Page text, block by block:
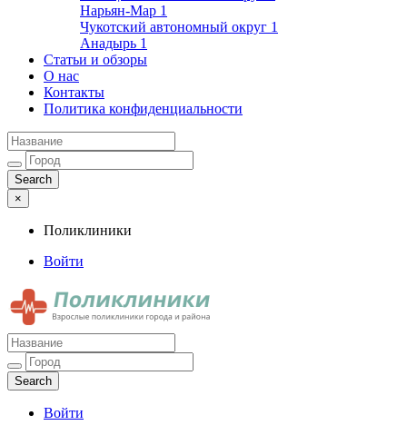
Нарьян-Мар 1
Чукотский автономный округ 1
Анадырь 1
Статьи и обзоры
О нас
Контакты
Политика конфиденциальности
×
Поликлиники
Войти
Поликлиники
Взрослые поликлиники города и района
Войти